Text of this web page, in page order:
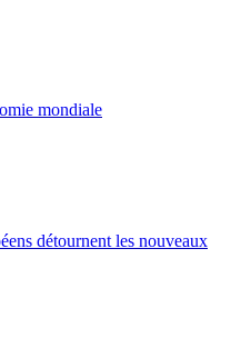
mondiale
détournent les nouveaux